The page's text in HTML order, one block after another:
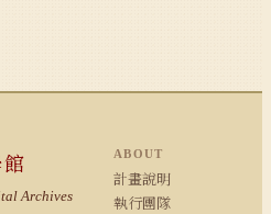
Archives
ABOUT
計畫說明
執行團隊